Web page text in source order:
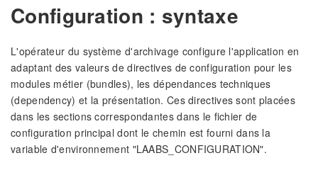
Configuration : syntaxe
L'opérateur du système d'archivage configure l'application en
adaptant des valeurs de directives de configuration pour les
modules métier (bundles), les dépendances techniques
(dependency) et la présentation. Ces directives sont placées
dans les sections correspondantes dans le fichier de
configuration principal dont le chemin est fourni dans la
variable d'environnement "LAABS_CONFIGURATION".